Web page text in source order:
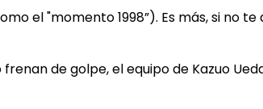
el "momento 1998”). Es más, si no
de golpe, el equipo de Kazuo